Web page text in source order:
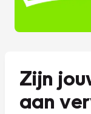
Zijn
aan